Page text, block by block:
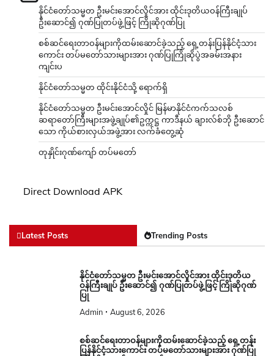
နိုင်ငံတော်သမ္မတ ဦးမင်းအောင်လှိုင်အား ထိုင်းဒုတိယဝန်ကြီးချုပ်
ဦးဆောင်၍ ဂုဏ်ပြုတပ်ဖွဲ့ဖြင့် ကြိုဆိုဂုဏ်ပြု
စစ်ဆင်ရေးတာဝန်များကိုထမ်းဆောင်ခဲ့သည့် ရှေ့တန်းပြန်နိုင်ငံ့သား
ကောင်း တပ်မတော်သားများအား ဂုဏ်ပြုကြိုဆိုပွဲအခမ်းအနား
ကျင်းပ
နိုင်ငံတော်သမ္မတ ထိုင်းနိုင်ငံသို့ ရောက်ရှိ
နိုင်ငံတော်သမ္မတ ဦးမင်းအောင်လှိုင် မြန်မာနိုင်ငံကက်သလစ်
ဆရာတော်ကြီးများအဖွဲ့ချုပ်၏ဥက္ကဋ္ဌ ကာဒီနယ် ချားလ်စ်ဘို ဦးဆောင်
သော ကိုယ်စားလှယ်အဖွဲ့အား လက်ခံတွေ့ဆုံ
တုနှိုင်းဂုဏ်ကျော် တပ်မတော်
Direct Download APK
Latest Posts Trending Posts
နိုင်ငံတော်သမ္မတ ဦးမင်းအောင်လှိုင်အား ထိုင်းဒုတိယ
ဝန်ကြီးချုပ် ဦးဆောင်၍ ဂုဏ်ပြုတပ်ဖွဲ့ဖြင့် ကြိုဆိုဂုဏ်
ပြု
Admin August 6, 2026
စစ်ဆင်ရေးတာဝန်များကိုထမ်းဆောင်ခဲ့သည့် ရှေ့တန်း
ပြန်နိုင်ငံ့သားကောင်း တပ်မတော်သားများအား ဂုဏ်ပြု